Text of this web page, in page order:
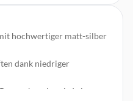
hochwertiger matt-silber
dank niedriger
wird eine